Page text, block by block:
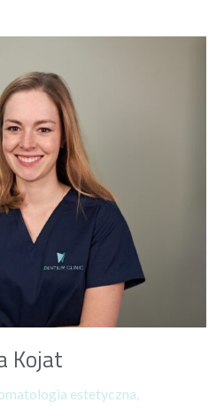
Kojat
estetyczna,